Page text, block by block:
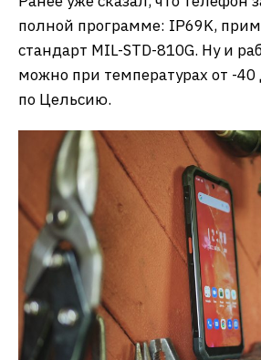
полной программе: IP69K,
стандарт MIL-STD-810G. Ну и
можно при температурах от -40
по Цельсию.